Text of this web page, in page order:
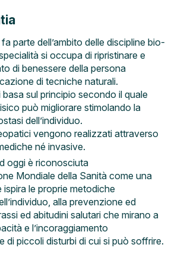
fa parte dell’ambito delle discipline bio-
si occupa di ripristinare e
di benessere della persona
di tecniche naturali.
sul principio secondo il quale
può migliorare stimolando la
dell’individuo.
vengono realizzati attraverso
né invasive.
oggi è riconosciuta
Mondiale della Sanità come una
le proprie metodiche
alla prevenzione ed
ed abitudini salutari che mirano a
e l’incoraggiamento
di piccoli disturbi di cui si può soffrire.